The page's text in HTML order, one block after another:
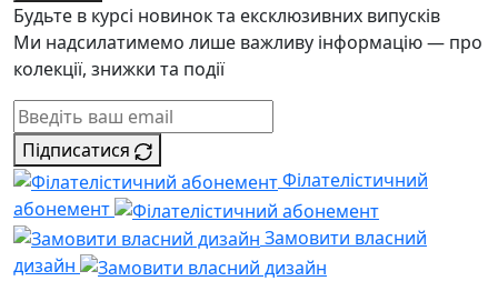
Будьте в курсі новинок та ексклюзивних випусків
Ми надсилатимемо лише важливу інформацію — про
колекції, знижки та події
Підписатися
Філателістичний
абонемент
Замовити власний
дизайн